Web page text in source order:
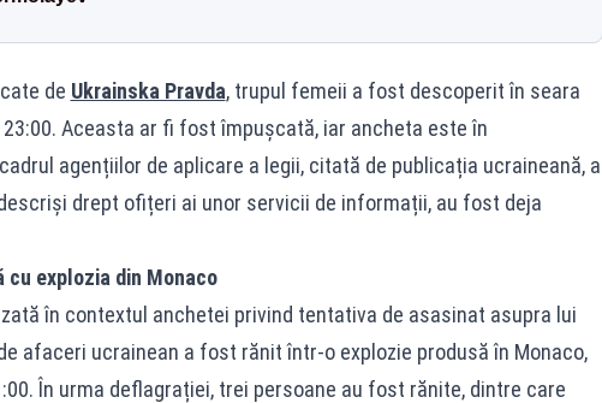
de Ukrainska Pravda, trupul femeii a fost descoperit în seara
Aceasta ar fi fost împușcată, iar ancheta este în
agențiilor de aplicare a legii, citată de publicația ucraineană, a
drept ofițeri ai unor servicii de informații, au fost deja
explozia din Monaco
în contextul anchetei privind tentativa de asasinat asupra lui
afaceri ucrainean a fost rănit într-o explozie produsă în Monaco,
În urma deflagrației, trei persoane au fost rănite, dintre care